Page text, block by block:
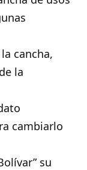
cancha,
la
cambiarlo
su